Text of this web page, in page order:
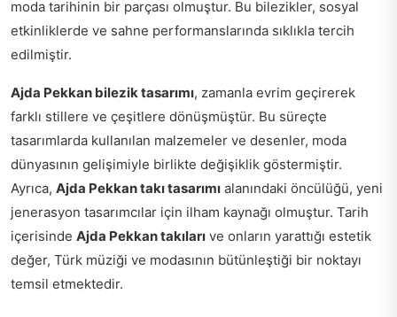
moda tarihinin bir parçası olmuştur. Bu bilezikler, sosyal
etkinliklerde ve sahne performanslarında sıklıkla tercih
edilmiştir.
Ajda Pekkan bilezik tasarımı, zamanla evrim geçirerek
farklı stillere ve çeşitlere dönüşmüştür. Bu süreçte
tasarımlarda kullanılan malzemeler ve desenler, moda
dünyasının gelişimiyle birlikte değişiklik göstermiştir.
Ayrıca, Ajda Pekkan takı tasarımı alanındaki öncülüğü, yeni
jenerasyon tasarımcılar için ilham kaynağı olmuştur. Tarih
içerisinde Ajda Pekkan takıları ve onların yarattığı estetik
değer, Türk müziği ve modasının bütünleştiği bir noktayı
temsil etmektedir.